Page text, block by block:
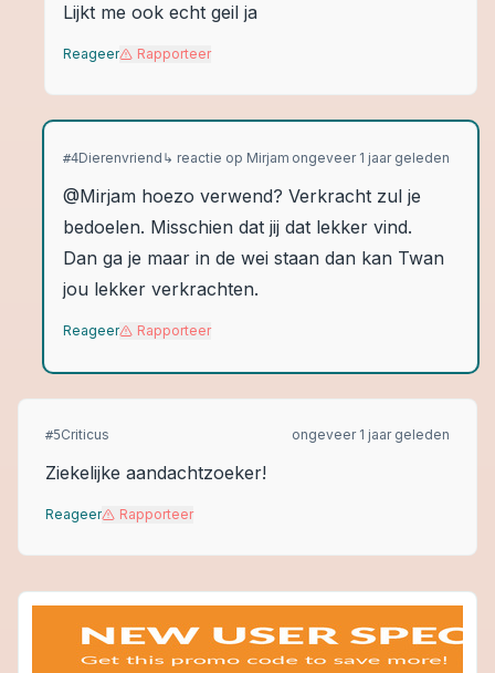
Lijkt me ook echt geil ja
Reageer Rapporteer
#4Dierenvriend ↳ reactie op Mirjam ongeveer 1 jaar geleden
@Mirjam hoezo verwend? Verkracht zul je
bedoelen. Misschien dat jij dat lekker vind.
Dan ga je maar in de wei staan dan kan Twan
jou lekker verkrachten.
Reageer Rapporteer
#5Criticus ongeveer 1 jaar geleden
Ziekelijke aandachtzoeker!
Reageer Rapporteer